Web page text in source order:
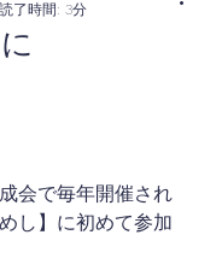
読了時間: 3分
会で毎年開催され
し】に初めて参加